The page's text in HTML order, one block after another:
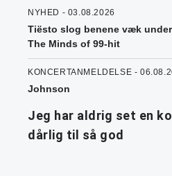
NYHED - 03.08.2026
Tiësto slog benene væk
The Minds of 99-hit
KONCERTANMELDELSE -
Johnson
Jeg har aldrig set en
dårlig til så god